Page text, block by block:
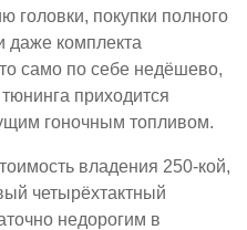
головки, покупки полного
даже комплекта
само по себе недёшево,
приходится
гоночным топливом.
владения 250-кой,
четырёхтактный
недорогим в